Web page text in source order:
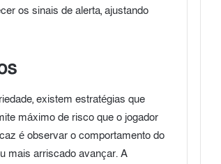
os sinais de alerta, ajustando
existem estratégias que
máximo de risco que o jogador
é observar o comportamento do
mais arriscado avançar. A